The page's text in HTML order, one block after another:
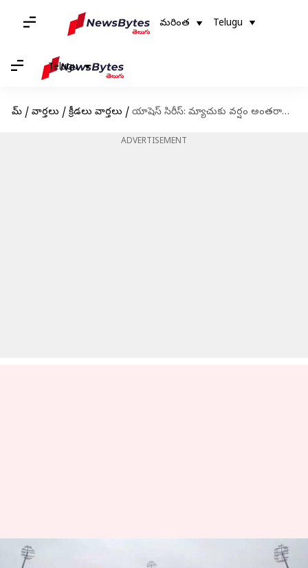
మరింత Telugu
Telugu
హోమ్ / వార్తలు / క్రీడలు వార్తలు / యాషెస్ సిరీస్: మ్యాచుకు వర్షం అంతరాయం
ADVERTISEMENT
యాషెస్ సిరీస్: మ్యాచుకు వర్షం